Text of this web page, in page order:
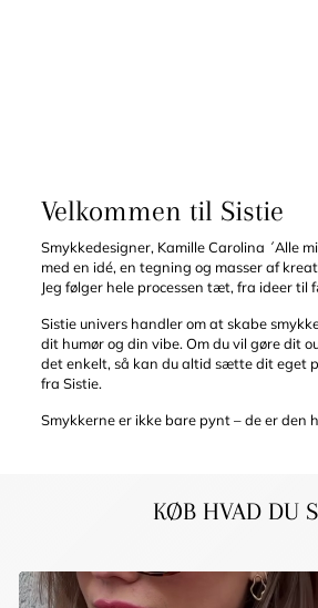
Velkommen til Sistie
Smykkedesigner, Kamille Carolina ´Alle
med en idé, en tegning og masser af
Jeg følger hele processen tæt, fra ideer til
Sistie univers handler om at skabe
dit humør og din vibe. Om du vil gøre dit
det enkelt, så kan du altid sætte dit eget
fra Sistie.
Smykkerne er ikke bare pynt – de er den
KØB HVAD DU